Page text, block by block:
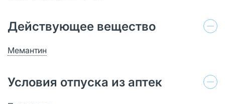
Действующее вещество
Мемантин
Условия отпуска из аптек